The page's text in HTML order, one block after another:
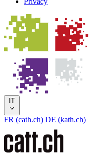
IT
FR (cath.ch) DE (kath.ch)